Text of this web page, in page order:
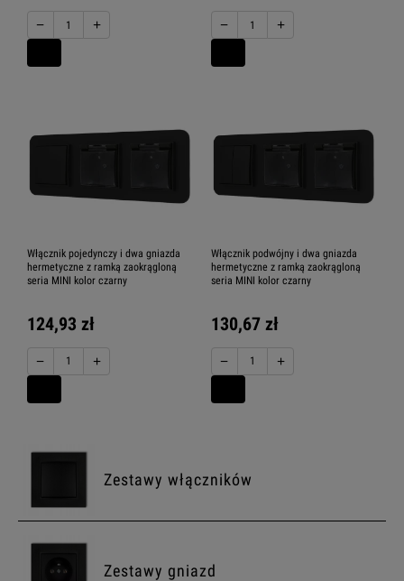
− + − +
Włącznik pojedynczy i dwa gniazda
hermetyczne z ramką zaokrągloną
seria MINI kolor czarny
124,93 zł
− +
Włącznik podwójny i dwa gniazda
hermetyczne z ramką zaokrągloną
seria MINI kolor czarny
130,67 zł
− +
Zestawy włączników
Zestawy gniazd